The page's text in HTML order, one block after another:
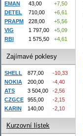
EMAN 43,00
+7,50
DETEL
710,00
+6,61
PRAPM
228,00
+5,56
VIG
1 797,00
+5,09
RBI
1 575,50 +4,61
Zajímavé poklesy
SHELL 877,00
-10,33
NOKIA
200,00
-4,40
ATS
3 504,00
-2,56
CZGCE
955,00
-2,15
KARIN
140,00 -2,10
Kurzovní lístek